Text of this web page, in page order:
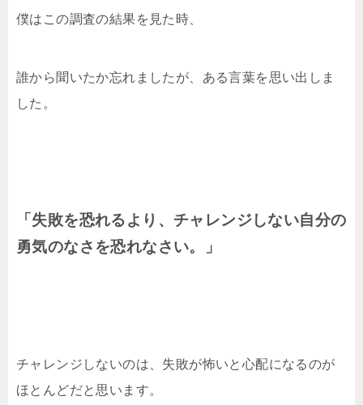
僕はこの調査の結果を見た時、
誰から聞いたか忘れましたが、ある言葉を思い出しま
した。
「失敗を恐れるより、チャレンジしない自分の
勇気のなさを恐れなさい。」
チャレンジしないのは、失敗が怖いと心配になるのが
ほとんどだと思います。